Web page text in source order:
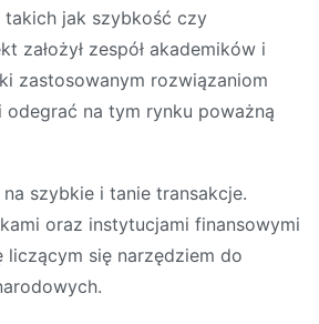
jak szybkość czy
założył zespół akademików i
zastosowanym rozwiązaniom
odegrać na tym rynku poważną
na szybkie i tanie transakcje.
oraz instytucjami finansowymi
liczącym się narzędziem do